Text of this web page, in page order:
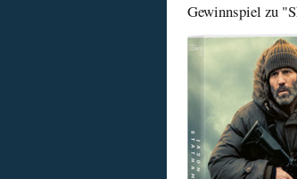
Gewinnspiel zu